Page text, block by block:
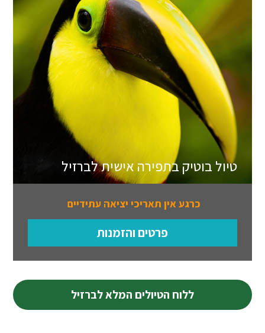
טיול בוטיק בתפירה אישית לברזיל
כרגע אין תאריכי יציאה עתידיים
פרטים והזמנות
ללוח הטיולים המלא לברזיל